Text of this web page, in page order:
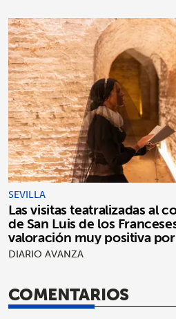
SEVILLA
Las visitas teatralizadas al
de San Luis de los
valoración muy positiva
DIARIO AVANZA
COMENTARIOS